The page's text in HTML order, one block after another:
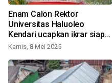
Enam Calon Rektor
Universitas Haluoleo
Kendari ucapkan ikrar siap
kalah siap menang
Kamis, 8 Mei 2025